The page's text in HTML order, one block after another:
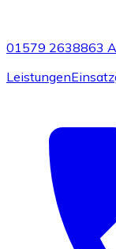
01579 2638863
Leistungen